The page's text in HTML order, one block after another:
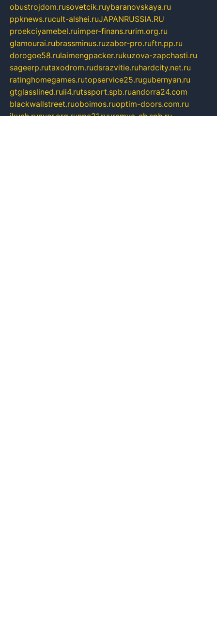
obustrojdom.rusovetcik.ruybaranovskaya.ru
ppknews.rucult-alshei.ruJAPANRUSSIA.RU
proekciyamebel.ruimper-finans.rurim.org.ru
glamourai.rubrassminus.ruzabor-pro.ruftn.pp.ru
dorogoe58.rulaimengpacker.rukuzova-zapchasti.ru
sageerp.rutaxodrom.rudsrazvitie.ruhardcity.net.ru
ratinghomegames.rutopservice25.rugubernyan.ru
gtglasslined.ruii4.rutssport.spb.ruandorra24.com
blackwallstreet.ruoboimos.ruoptim-doors.com.ru
ikuch.runycr.org.runpa21.ruvremya-ch.spb.ru